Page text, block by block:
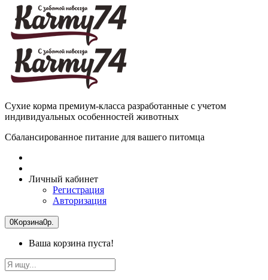
Сухие корма премиум-класса разработанные с учетом
индивидуальных особенностей животных
Сбалансированное питание для вашего питомца
Личный кабинет
Регистрация
Авторизация
0Корзина0р.
Ваша корзина пуста!